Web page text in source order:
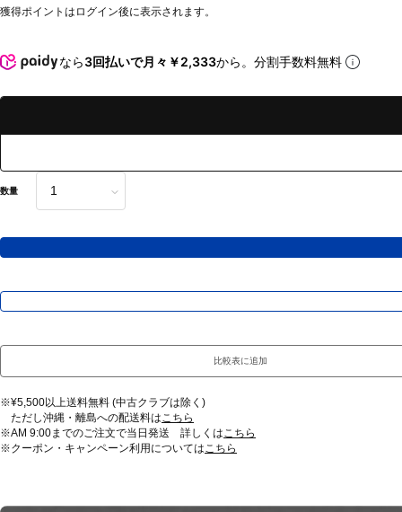
獲得ポイントはログイン後に表示されます。
なら3回払いで月々￥2,333から。分割手数料無料
数量
比較表に追加
※¥5,500以上送料無料 (中古クラブは除く)
ただし沖縄・離島への配送料はこちら
※AM 9:00までのご注文で当日発送 詳しくはこちら
※クーポン・キャンペーン利用についてはこちら